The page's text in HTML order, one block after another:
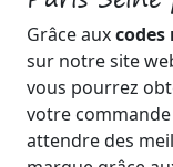
Grâce auxcodes
sur notre site
vous pourrez
votre
attendre des